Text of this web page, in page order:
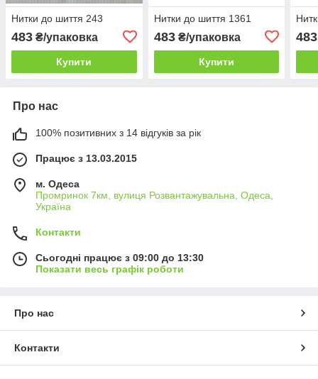
Нитки до шиття 243
483 ₴/упаковка
Купити
Нитки до шиття 1361
483₴/упаковка
Купити
483
Про нас
100% позитивних з 14 відгуків за рік
Працює з 13.03.2015
м. Одеса
Промринок 7км, вулиця Розвантажувальна, Одеса,
Україна
Контакти
Сьогодні працює з 09:00 до 13:30
Показати весь графік роботи
Про нас
Контакти